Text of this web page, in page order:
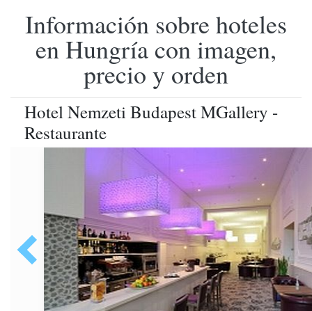
Información sobre hoteles
en Hungría con imagen,
precio y orden
Hotel Nemzeti Budapest MGallery -
Restaurante